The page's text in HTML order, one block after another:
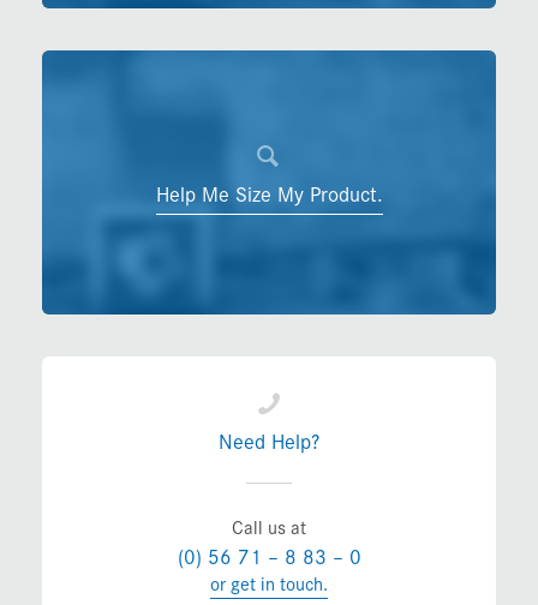
Help Me Size My Product.
Need Help?
Call us at
(0) 56 71 – 8 83 – 0
or get in touch.